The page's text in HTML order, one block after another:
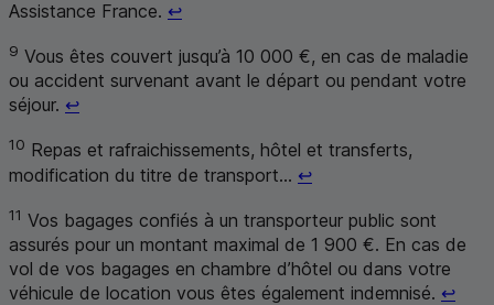
Assistance France. ↩Retour au renvoi 8
9 Vous êtes couvert jusqu’à 10 000 €, en cas de maladie
ou accident survenant avant le départ ou pendant votre
séjour. ↩Retour au renvoi 9
10 Repas et rafraichissements, hôtel et transferts,
modification du titre de transport... ↩Retour au renvoi 10
11 Vos bagages confiés à un transporteur public sont
assurés pour un montant maximal de 1 900 €. En cas de
vol de vos bagages en chambre d’hôtel ou dans votre
véhicule de location vous êtes également indemnisé. ↩